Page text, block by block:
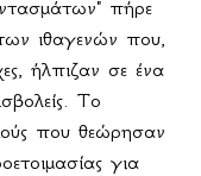
πήρε
ιθαγενών που,
ήλπιζαν σε ένα
Το
που θεώρησαν
για